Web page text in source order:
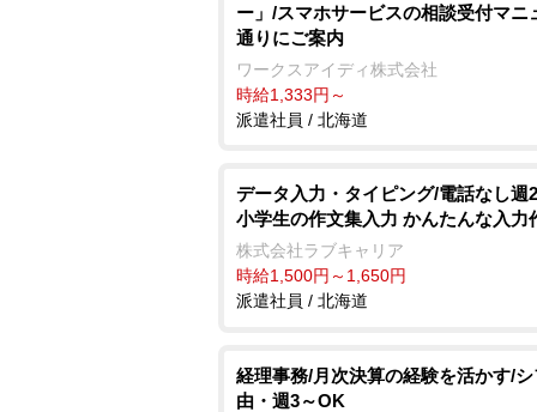
ー」/スマホサービスの相談受付マニ
通りにご案内
ワークスアイディ株式会社
時給1,333円～
派遣社員 / 北海道
データ入力・タイピング/電話なし週
小学生の作文集入力 かんたんな入力
株式会社ラブキャリア
時給1,500円～1,650円
派遣社員 / 北海道
経理事務/月次決算の経験を活かす/
由・週3～OK